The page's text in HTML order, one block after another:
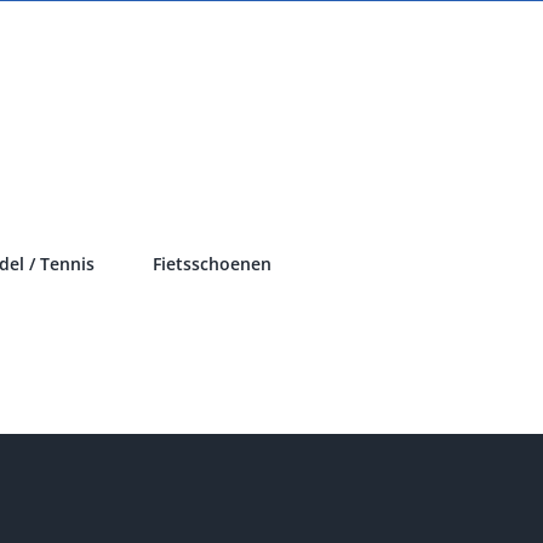
/ Tennis Fietsschoenen